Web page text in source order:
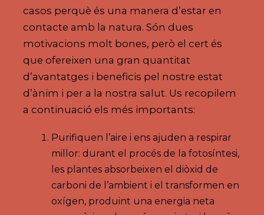
casos perquè és una manera d’estar en
contacte amb la natura. Són dues
motivacions molt bones, però el cert és
que ofereixen una gran quantitat
d’avantatges i beneficis pel nostre estat
d’ànim i per a la nostra salut. Us recopilem
a continuació els més importants:
Purifiquen l’aire i ens ajuden a respirar
millor: durant el procés de la fotosíntesi,
les plantes absorbeixen el diòxid de
carboni de l’ambient i el transformen en
oxígen, produint una energia neta